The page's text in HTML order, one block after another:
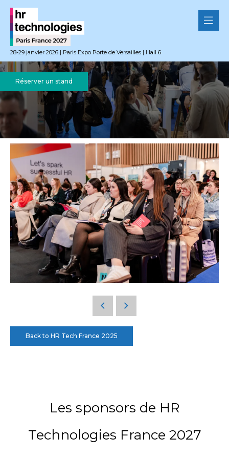
28-29 janvier 2026 | Paris Expo Porte de Versailles | Hall 6
Réserver un stand
Back to HR Tech France 2025
Les sponsors de HR
Technologies France 2027